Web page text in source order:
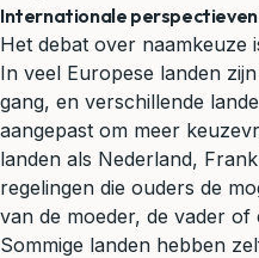
Internationale
Het debat over naamkeuze
In veel Europese landen
gang, en verschillende
aangepast om meer
landen als Nederland,
regelingen die ouders de
van de moeder, de vader of
Sommige landen hebben